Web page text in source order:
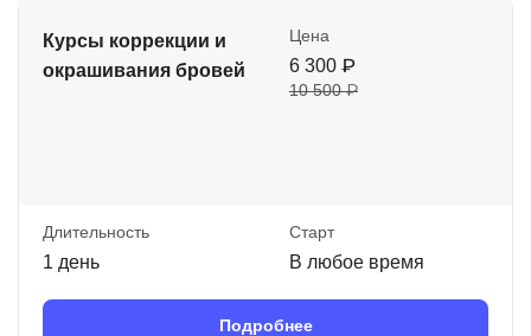
Курсы коррекции и
окрашивания бровей
Цена
6 300 ₽
10 500 ₽
Длительность
1 день
Старт
В любое время
Подробнее